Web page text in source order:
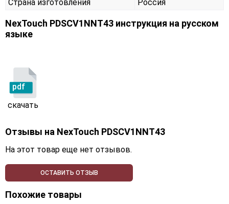
Страна изготовления Россия
NexTouch PDSCV1NNT43 инструкция на русском
языке
pdf
скачать
Отзывы на NexTouch PDSCV1NNT43
На этот товар еще нет отзывов.
ОСТАВИТЬ ОТЗЫВ
Похожие товары